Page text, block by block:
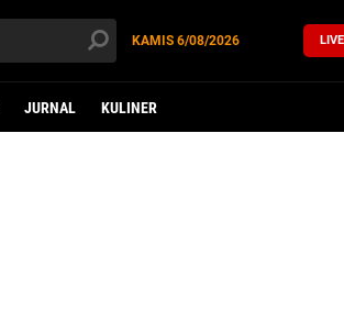
KAMIS 6/08/2026 LIVE
JURNAL KULINER